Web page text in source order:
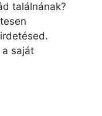
találnának?
a saját